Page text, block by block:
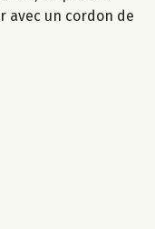
avec un cordon de